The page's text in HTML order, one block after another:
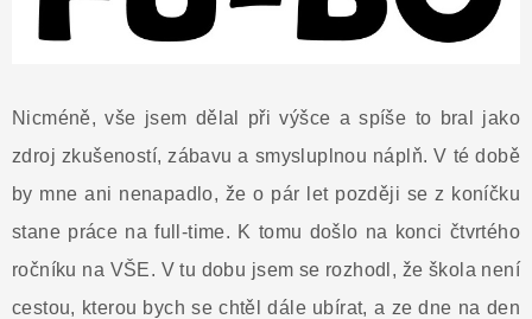
Nicméně, vše jsem dělal při výšce a spíše to bral jako
zdroj zkušeností, zábavu a smysluplnou náplň. V té době
by mne ani nenapadlo, že o pár let později se z koníčku
stane práce na full-time. K tomu došlo na konci čtvrtého
ročníku na VŠE. V tu dobu jsem se rozhodl, že škola není
cestou, kterou bych se chtěl dále ubírat, a ze dne na den